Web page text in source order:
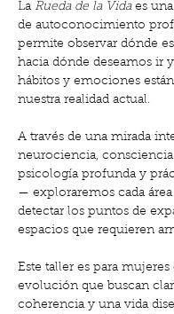
La Rueda de la Vida es
de autoconocimiento
permite observar dónde
hacia dónde deseamos ir
hábitos y emociones
nuestra realidad actual.
A través de una mirada
neurociencia, consciencia
psicología profunda y
— exploraremos cada
detectar los puntos de
espacios que requieren
Este taller es para
evolución que buscan
coherencia y una vida